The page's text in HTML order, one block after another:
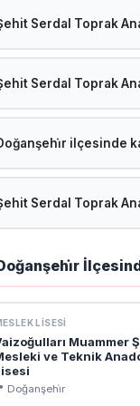
Serdal Toprak
Serdal Toprak
Serdal Toprak
Serdal Toprak
eğitim-öğretime
ilçesinde
Doğanşehi̇r
Serdal Toprak
öğretmen
LISESI
Muammer
ve Teknik
Doğanşehi̇r